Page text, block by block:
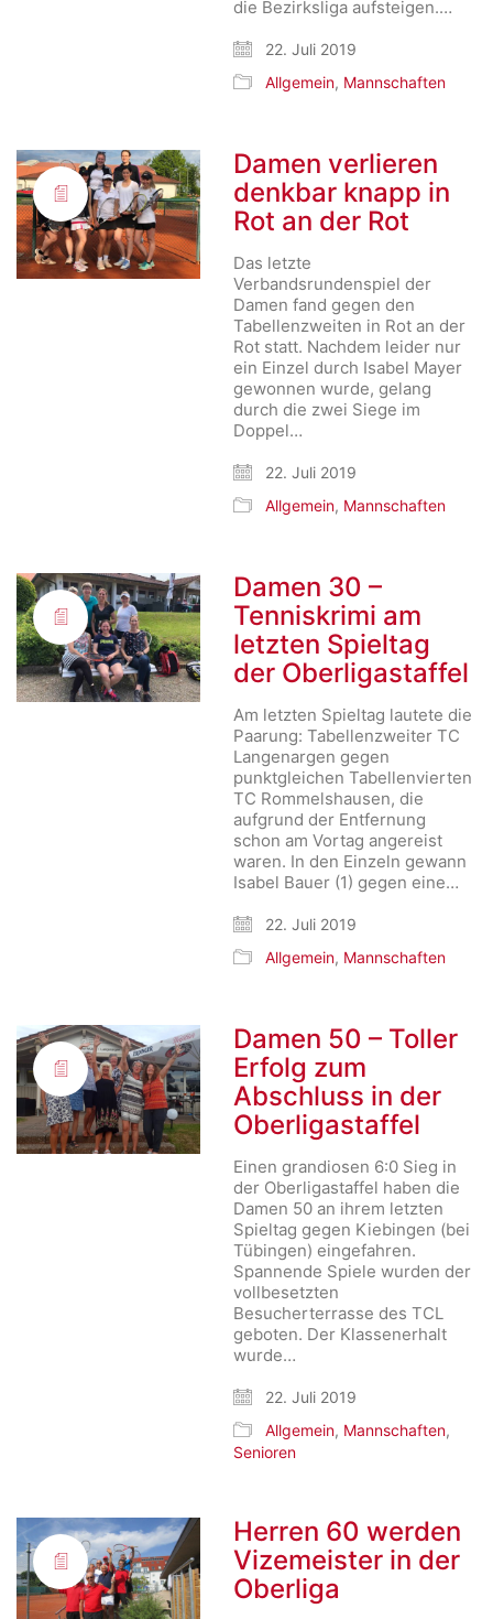
die Bezirksliga aufsteigen.…
22. Juli 2019
Allgemein, Mannschaften
Damen verlieren
denkbar knapp in
Rot an der Rot
Das letzte
Verbandsrundenspiel der
Damen fand gegen den
Tabellenzweiten in Rot an der
Rot statt. Nachdem leider nur
ein Einzel durch Isabel Mayer
gewonnen wurde, gelang
durch die zwei Siege im
Doppel…
22. Juli 2019
Allgemein, Mannschaften
Damen 30 –
Tenniskrimi am
letzten Spieltag
der Oberligastaffel
Am letzten Spieltag lautete die
Paarung: Tabellenzweiter TC
Langenargen gegen
punktgleichen Tabellenvierten
TC Rommelshausen, die
aufgrund der Entfernung
schon am Vortag angereist
waren. In den Einzeln gewann
Isabel Bauer (1) gegen eine…
22. Juli 2019
Allgemein, Mannschaften
Damen 50 – Toller
Erfolg zum
Abschluss in der
Oberligastaffel
Einen grandiosen 6:0 Sieg in
der Oberligastaffel haben die
Damen 50 an ihrem letzten
Spieltag gegen Kiebingen (bei
Tübingen) eingefahren.
Spannende Spiele wurden der
vollbesetzten
Besucherterrasse des TCL
geboten. Der Klassenerhalt
wurde…
22. Juli 2019
Allgemein, Mannschaften,
Senioren
Herren 60 werden
Vizemeister in der
Oberliga